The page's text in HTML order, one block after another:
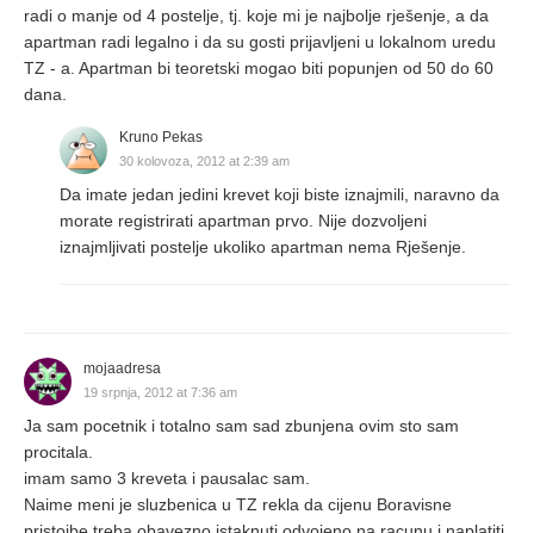
radi o manje od 4 postelje, tj. koje mi je najbolje rješenje, a da
apartman radi legalno i da su gosti prijavljeni u lokalnom uredu
TZ - a. Apartman bi teoretski mogao biti popunjen od 50 do 60
dana.
Kruno Pekas
30 kolovoza, 2012 at 2:39 am
Da imate jedan jedini krevet koji biste iznajmili, naravno da
morate registrirati apartman prvo. Nije dozvoljeni
iznajmljivati postelje ukoliko apartman nema Rješenje.
mojaadresa
19 srpnja, 2012 at 7:36 am
Ja sam pocetnik i totalno sam sad zbunjena ovim sto sam
procitala.
imam samo 3 kreveta i pausalac sam.
Naime meni je sluzbenica u TZ rekla da cijenu Boravisne